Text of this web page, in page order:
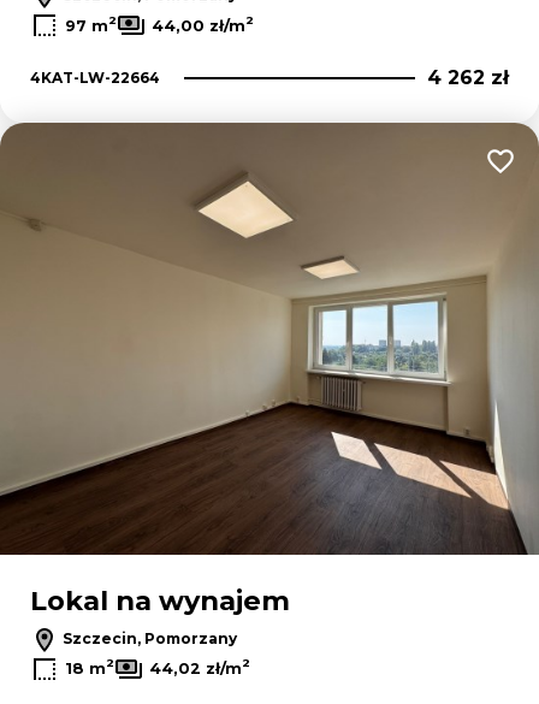
97 m2 44,00 zł/m2
4KAT-LW-22664 4 262 zł
Lokal na wynajem
Szczecin, Pomorzany
18 m2 44,02 zł/m2